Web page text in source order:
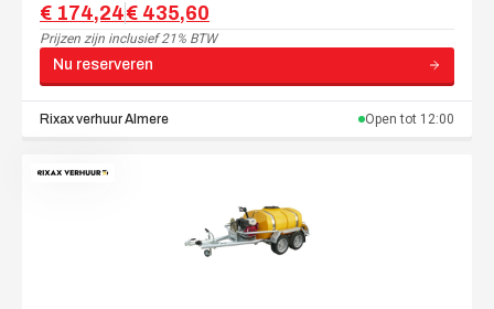
€ 174,24€ 435,60
Prijzen zijn inclusief 21% BTW
Nu reserveren
Rixax verhuurAlmere Open tot 12:00